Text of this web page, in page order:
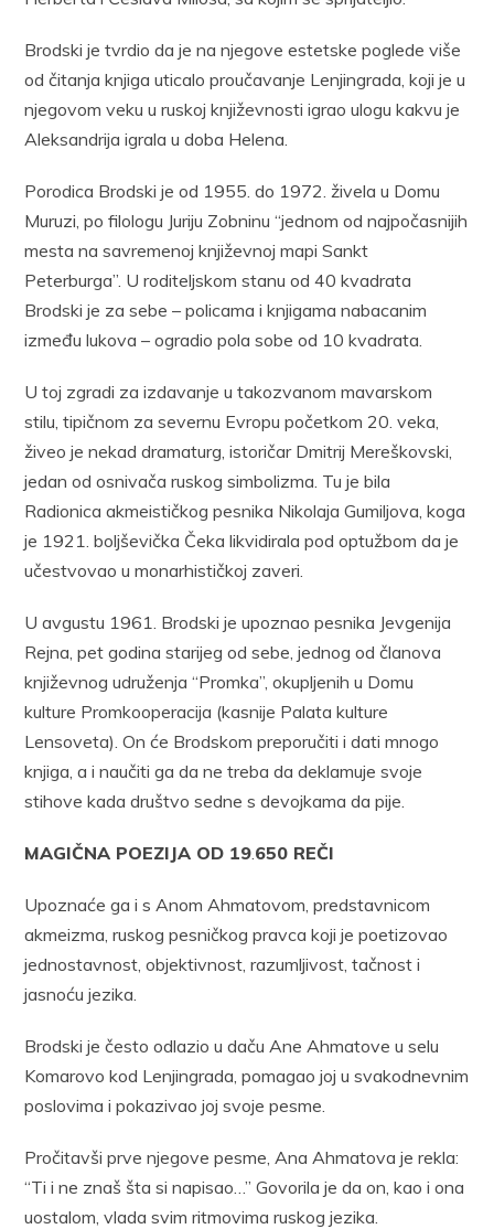
Brodski je tvrdio da je na njegove estetske poglede više
od čitanja knjiga uticalo proučavanje Lenjingrada, koji je u
njegovom veku u ruskoj književnosti igrao ulogu kakvu je
Aleksandrija igrala u doba Helena.
Porodica Brodski je od 1955. do 1972. živela u Domu
Muruzi, po filologu Juriju Zobninu “jednom od najpočasnijih
mesta na savremenoj književnoj mapi Sankt
Peterburga”. U roditeljskom stanu od 40 kvadrata
Brodski je za sebe – policama i knjigama nabacanim
između lukova – ogradio pola sobe od 10 kvadrata.
U toj zgradi za izdavanje u takozvanom mavarskom
stilu, tipičnom za severnu Evropu početkom 20. veka,
živeo je nekad dramaturg, istoričar Dmitrij Mereškovski,
jedan od osnivača ruskog simbolizma. Tu je bila
Radionica akmeističkog pesnika Nikolaja Gumiljova, koga
je 1921. boljševička Čeka likvidirala pod optužbom da je
učestvovao u monarhističkoj zaveri.
U avgustu 1961. Brodski je upoznao pesnika Jevgenija
Rejna, pet godina starijeg od sebe, jednog od članova
književnog udruženja “Promka”, okupljenih u Domu
kulture Promkooperacija (kasnije Palata kulture
Lensoveta). On će Brodskom preporučiti i dati mnogo
knjiga, a i naučiti ga da ne treba da deklamuje svoje
stihove kada društvo sedne s devojkama da pije.
MAGIČNA POEZIJA OD 19 650 REČI
Upoznaće ga i s Anom Ahmatovom, predstavnicom
akmeizma, ruskog pesničkog pravca koji je poetizovao
jednostavnost, objektivnost, razumljivost, tačnost i
jasnoću jezika.
Brodski je često odlazio u daču Ane Ahmatove u selu
Komarovo kod Lenjingrada, pomagao joj u svakodnevnim
poslovima i pokazivao joj svoje pesme.
Pročitavši prve njegove pesme, Ana Ahmatova je rekla:
“Ti i ne znaš šta si napisao…” Govorila je da on, kao i ona
uostalom, vlada svim ritmovima ruskog jezika.